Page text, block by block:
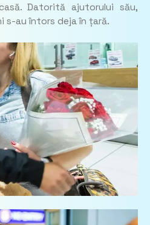
Datorită ajutorului său,
s-au întors deja în țară.